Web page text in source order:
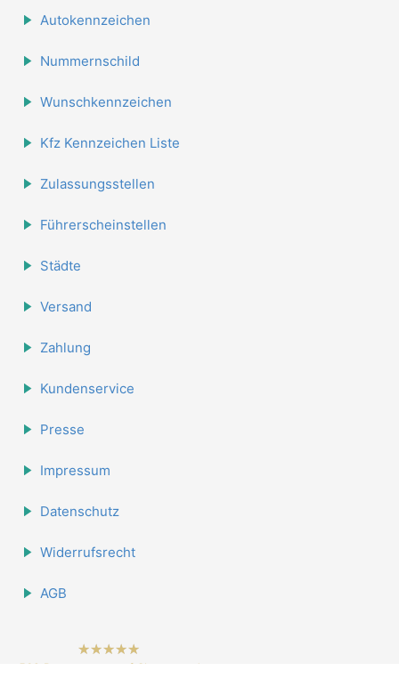
Autokennzeichen
Nummernschild
Wunschkennzeichen
Kfz Kennzeichen Liste
Zulassungsstellen
Führerscheinstellen
Städte
Versand
Zahlung
Kundenservice
Presse
Impressum
Datenschutz
Widerrufsrecht
AGB
562 Bewertungen auf Shopvote.de